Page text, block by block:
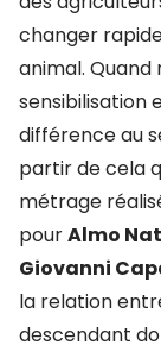
changer
animal. Quand
sensibilisation
différence au
partir de cela
métrage
pourAlmo
Giovanni
la relation
descendant